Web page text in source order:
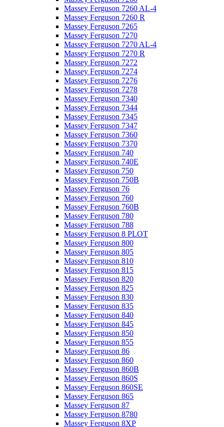
Massey Ferguson 7260 AL-4
Massey Ferguson 7260 R
Massey Ferguson 7265
Massey Ferguson 7270
Massey Ferguson 7270 AL-4
Massey Ferguson 7270 R
Massey Ferguson 7272
Massey Ferguson 7274
Massey Ferguson 7276
Massey Ferguson 7278
Massey Ferguson 7340
Massey Ferguson 7344
Massey Ferguson 7345
Massey Ferguson 7347
Massey Ferguson 7360
Massey Ferguson 7370
Massey Ferguson 740
Massey Ferguson 740E
Massey Ferguson 750
Massey Ferguson 750B
Massey Ferguson 76
Massey Ferguson 760
Massey Ferguson 760B
Massey Ferguson 780
Massey Ferguson 788
Massey Ferguson 8 PLOT
Massey Ferguson 800
Massey Ferguson 805
Massey Ferguson 810
Massey Ferguson 815
Massey Ferguson 820
Massey Ferguson 825
Massey Ferguson 830
Massey Ferguson 835
Massey Ferguson 840
Massey Ferguson 845
Massey Ferguson 850
Massey Ferguson 855
Massey Ferguson 86
Massey Ferguson 860
Massey Ferguson 860B
Massey Ferguson 860S
Massey Ferguson 860SE
Massey Ferguson 865
Massey Ferguson 87
Massey Ferguson 8780
Massey Ferguson 8XP